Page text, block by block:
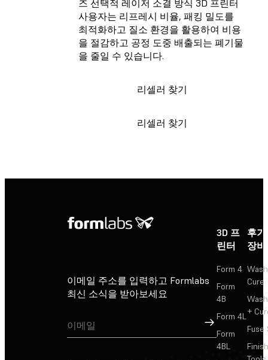
즈 선택적 레이저 소결 방식 3D 프린터
사용자는 리프레시 비율, 패킹 밀도를
최적화하고 질소 환경을 활용하여 비용
을 절감하고 공정 도중 배출되는 폐기물
을 줄일 수 있습니다.
리셀러 찾기
리셀러 찾기
이메일 주소를 입력하고 Formlabs
최신 소식을 받아보세요
가입
3D 프
린터
Form 4
Form
4B
Form 4L
Form
4BL
후
장비
Cure
+
Fuse